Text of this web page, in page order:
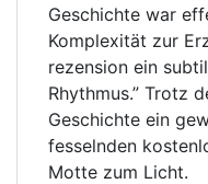
Geschichte war
Komplexität zur
rezension ein
Rhythmus.” Trotz
Geschichte ein
fesselnden
Motte zum Licht.